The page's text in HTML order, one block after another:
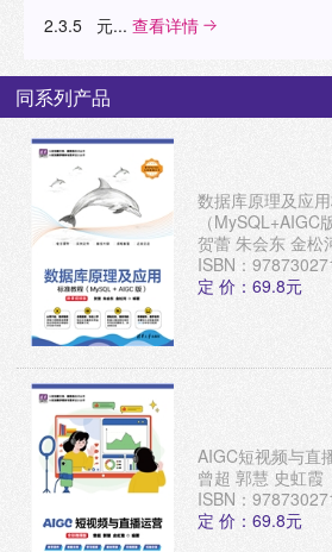
2.3.5 元... 查看详情
同系列产品
数据库原理及应
（MySQL+AIGC
贺蕾 朱会东 金松
ISBN：
定 价：69.8元
AIGC短视频与直
曾超 郭慧 史虹霞
ISBN：
定 价：69.8元